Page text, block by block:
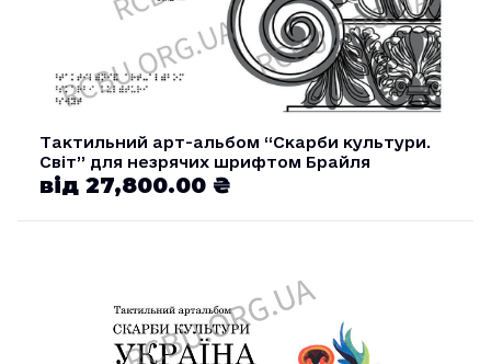
Тактильний арт-альбом “Скарби культури.
Світ” для незрячих шрифтом Брайля
від 27,800.00 ₴